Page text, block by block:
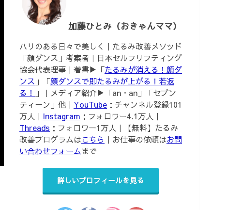
加藤ひとみ（おきゃんママ）
ハリのある日々で美しく｜たるみ改善メソッド
「顔ダンス」考案者｜日本セルフリフティング
協会代表理事｜著書▶︎「たるみが消える！顔ダ
ンス 」「顔ダンスで即たるみが上がる！若返
る！
」｜メディア紹介▶︎「an・an」「セブン
ティーン」他｜ YouTube ：チャンネル登録101
万人｜ Instagram ：フォロワー4.1万人｜
Threads ：フォロワー1万人｜【無料】たるみ
改善プログラムはこちら ｜お仕事の依頼はお問
い合わせフォームまで
詳しいプロフィールを見る